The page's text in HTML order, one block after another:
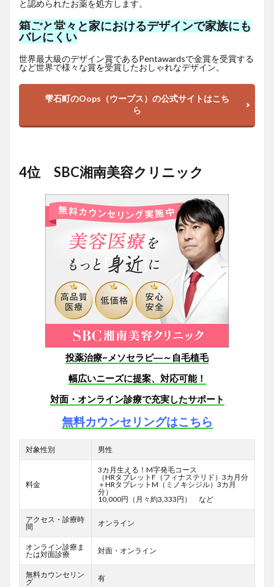
と認められたお薬を処方します。
箱ごと堂々と家におけるデザインで家族にも
バレにくい
世界最大級のデザイン賞であるPentawardsで金賞を受賞する
など世界で様々な賞を受賞したおしゃれなデザイン。
雫石町のOops（ウープス）の公式サイトはこち
ら
4位 SBC湘南美容クリニック
投薬治療~メソセラピ―～自毛植毛
幅広いニーズに提案、対応可能！
対面・オンライン診療で充実したサポート
無料カウンセリングはこちら
対象性別 男性
料金
3カ月生える！M字発毛コース
（HRタブレットF （フィナステリド）3カ月分
＋HRタブレットM（ミノキシジル）3カ月
分）
10,000円（月々約3,333円） など
アクセス・診療時
間
オンライン
オンライン診療ま
たは対面診療
対面・オンライン
無料カウンセリン
グ
有